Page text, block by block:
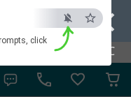
×
ESC
click